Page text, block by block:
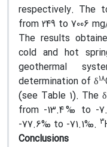
respectively. The
from 249 to 7006
The results
cold and hot
geothermal
determination of δ18
(see Table 1). The δ
from -13.4‰ to -
-77.6‰ to -71.1‰. 3
Conclusions